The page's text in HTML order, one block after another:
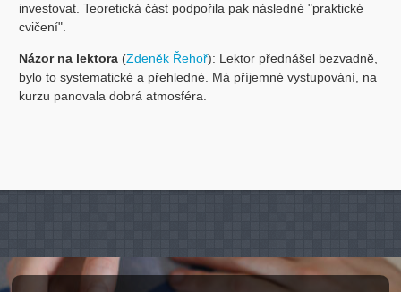
investovat. Teoretická část podpořila pak následné "praktické
cvičení".
Názor na lektora(Zdeněk Řehoř): Lektor přednášel bezvadně,
bylo to systematické a přehledné. Má příjemné vystupování, na
kurzu panovala dobrá atmosféra.